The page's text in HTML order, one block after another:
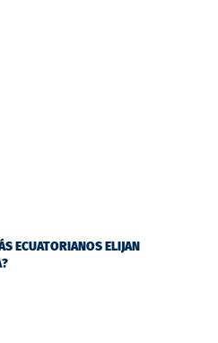
ECUATORIANOS ELIJAN